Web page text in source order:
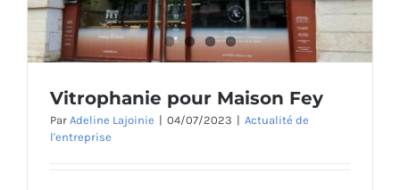
Vitrophanie pour Maison Fey
Par Adeline Lajoinie | 04/07/2023 | Actualité de
l'entreprise